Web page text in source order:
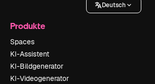
Deutsch
Produkte
Spaces
KI-Assistent
KI-Bildgenerator
KI-Videogenerator